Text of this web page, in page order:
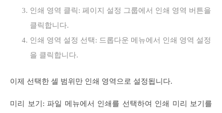
인쇄 영역 클릭: 페이지 설정 그룹에서 인쇄 영역 버튼을
클릭합니다.
인쇄 영역 설정 선택: 드롭다운 메뉴에서 인쇄 영역 설정
을 클릭합니다.
이제 선택한 셀 범위만 인쇄 영역으로 설정됩니다.
미리 보기: 파일 메뉴에서 인쇄를 선택하여 인쇄 미리 보기를